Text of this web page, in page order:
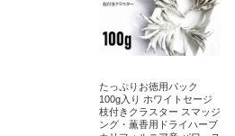
たっぷりお徳用パック
100g入り ホワイトセージ
枝付きクラスター スマッジ
ング・薫香用ドライハーブ